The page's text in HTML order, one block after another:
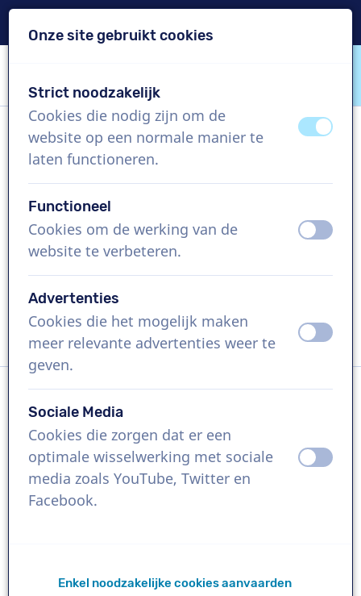
VoiceProductions
Kitty
Vrouw, België
US$ 369,95
excl. BTW
Bedrijfsfilm , 1 - 250 woorden
Vraag een custom demo aan
Taal
Engels (Brits)
Referenties
Warm, Opvallend, Veelzijdig, Vertrouwd,
Onze site gebruikt cookies
Strict noodzakelijk
Cookies die nodig zijn om de
website op een normale manier te
laten functioneren.
uitaan
Functioneel
Cookies om de werking van de
website te verbeteren.
uit aan
Advertenties
Cookies die het mogelijk maken
meer relevante advertenties weer te
geven.
uit aan
Sociale Media
Cookies die zorgen dat er een
optimale wisselwerking met sociale
media zoals YouTube, Twitter en
Facebook.
uit aan
Enkel noodzakelijke cookies aanvaarden